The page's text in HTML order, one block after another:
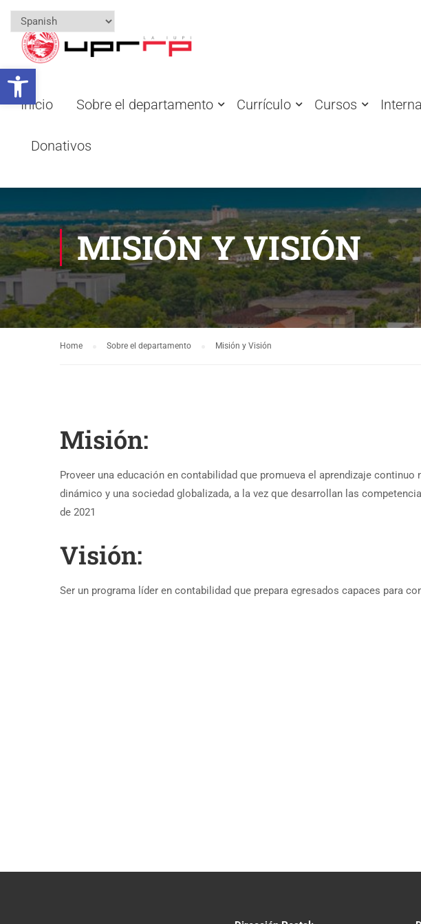
Open toolbar
Inicio Sobre el departamento Currículo Cursos
Donativos
MISIÓN Y VISIÓN
Home Sobre el departamento Misión y Visión
Misión:
Proveer una educación en contabilidad que promueva el aprendizaje
dinámico y una sociedad globalizada, a la vez que desarrollan las
de 2021
Visión:
Ser un programa líder en contabilidad que prepara egresados capaces para